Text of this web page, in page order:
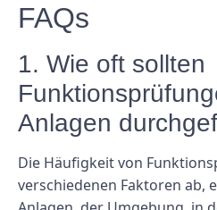
FAQs
1. Wie oft sollten
Anlagen
Die Häufigkeit von
verschiedenen Faktoren ab,